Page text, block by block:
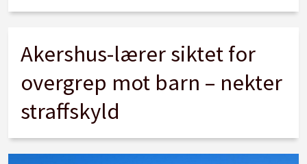
Akershus-lærer siktet for
overgrep mot barn – nekter
straffskyld